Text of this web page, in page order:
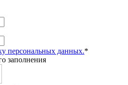
персональных данных.*
заполнения